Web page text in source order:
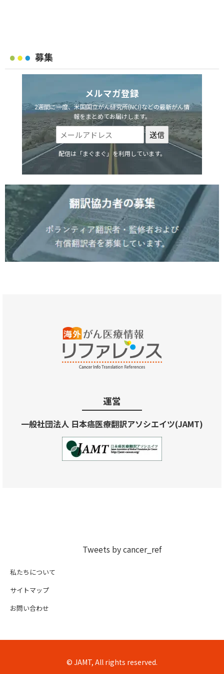
募集
メルマガ登録
2週間に一度、米国国立がん研究所(NCI)などの最新がん情
報をまとめてお届けします。
配信は「まぐまぐ」を利用しています。
運営
一般社団法人 日本癌医療翻訳アソシエイツ(JAMT)
Tweets by cancer_ref
私たちについて
サイトマップ
お問い合わせ
© JAMT, All rights reserved.